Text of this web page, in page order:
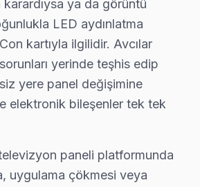
televizyon tamiri bu olunca tercih
Avrupa Yakası'nda binlerce
0850 811 14 36 — Arıza tespiti
karardıysa ya da görüntü
LED aydınlatma
kartıyla ilgilidir. Avcılar
yerinde teşhis edip
yere panel değişimine
elektronik bileşenler tek tek
paneli platformunda
uygulama çökmesi veya